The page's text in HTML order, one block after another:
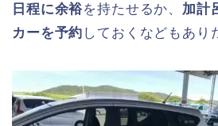
日程に余裕を持たせるか、 加計
カーを予約 しておくなどもあり